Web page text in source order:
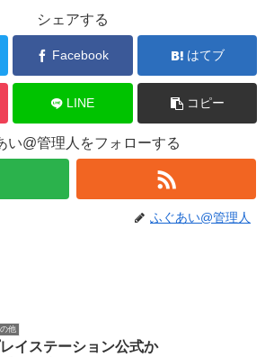
シェアする
Facebook はてブ
LINE コピー
い@管理人をフォローする
ふぐあい@管理人
他
イステーション公式か